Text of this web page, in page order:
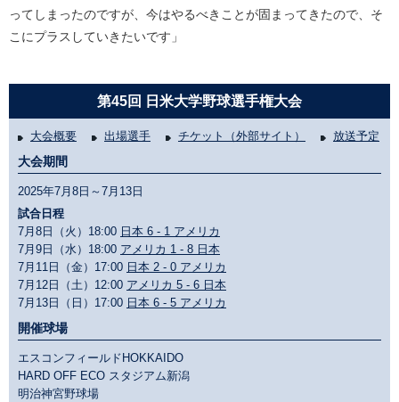
ってしまったのですが、今はやるべきことが固まってきたので、そ
こにプラスしていきたいです」
第45回 日米大学野球選手権大会
大会概要 出場選手 チケット（外部サイト） 放送予定
大会期間
2025年7月8日～7月13日
試合日程
7月8日（火）18:00 日本 6 - 1 アメリカ
7月9日（水）18:00 アメリカ 1 - 8 日本
7月11日（金）17:00 日本 2 - 0 アメリカ
7月12日（土）12:00 アメリカ 5 - 6 日本
7月13日（日）17:00 日本 6 - 5 アメリカ
開催球場
エスコンフィールドHOKKAIDO
HARD OFF ECO スタジアム新潟
明治神宮野球場